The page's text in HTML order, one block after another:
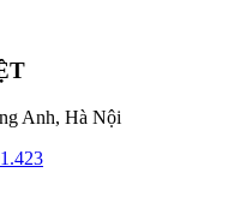
Anh, Hà Nội